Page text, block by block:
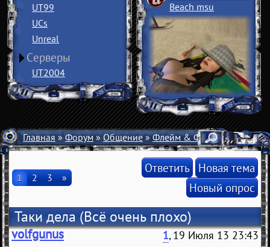
UT99
UCs
Unreal
Серверы
UT2004
Beach msu
Главная»Форум»Общение»Флейм & Флуд» Таки дела
1 2 3 »
Ответить Новая тема
Новый опрос
Таки дела (Всё очень плохо)
volfgunus 1, 19 Июля 13 23:43